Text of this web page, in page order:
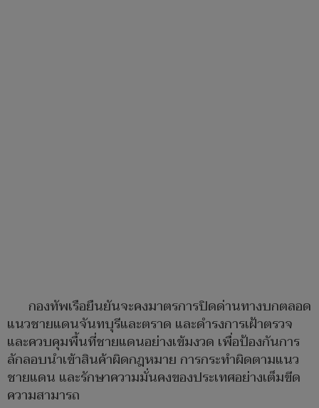
กองทัพเรือยืนยันจะคงมาตรการปิดด่านทางบกตลอด
แนวชายแดนจันทบุรีและตราด และดำรงการเฝ้าตรวจ
และควบคุมพื้นที่ชายแดนอย่างเข้มงวด เพื่อป้องกันการ
ลักลอบนำเข้าสินค้าผิดกฎหมาย การกระทำผิดตามแนว
ชายแดน และรักษาความมั่นคงของประเทศอย่างเต็มขีด
ความสามารถ